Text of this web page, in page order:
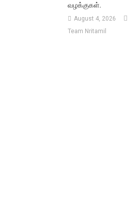
வழக்குகள்.
August 4, 2026
Team Nritamil